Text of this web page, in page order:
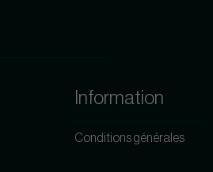
Information
Conditions générales